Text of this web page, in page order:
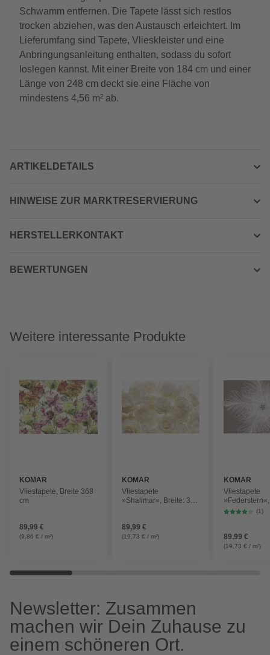
Schwamm entfernen. Die Tapete lässt sich restlos
trocken abziehen, was den Austausch erleichtert. Im
Lieferumfang sind Tapete, Vlieskleister und eine
Anbringungsanleitung enthalten, sodass du sofort
loslegen kannst. Mit einer Breite von 184 cm und einer
Länge von 248 cm deckt sie eine Fläche von
mindestens 4,56 m² ab.
ARTIKELDETAILS
HINWEISE ZUR MARKTRESERVIERUNG
HERSTELLERKONTAKT
BEWERTUNGEN
Weitere interessante Produkte
KOMAR
Vliestapete, Breite 368
cm
89,99 €
(9,86 € / m²)
KOMAR
Vliestapete
»Shalimar«, Breite: 368
89,99 €
(19,73 € / m²)
KOMAR
Vliestapete
368 cm, inkl.
(1)
89,99 €
(19,73 € / m²)
Newsletter: Zusammen
machen wir Dein Zuhause zu
einem schöneren Ort.